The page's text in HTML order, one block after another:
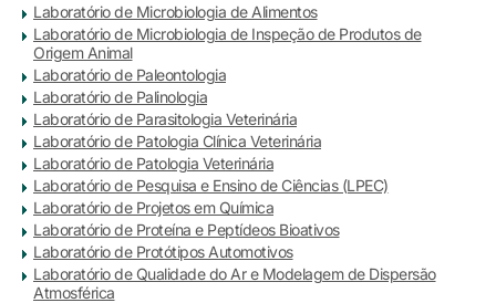
Laboratório de Microbiologia de Alimentos
Laboratório de Microbiologia de Inspeção de Produtos de
Origem Animal
Laboratório de Paleontologia
Laboratório de Palinologia
Laboratório de Parasitologia Veterinária
Laboratório de Patologia Clínica Veterinária
Laboratório de Patologia Veterinária
Laboratório de Pesquisa e Ensino de Ciências (LPEC)
Laboratório de Projetos em Química
Laboratório de Proteína e Peptídeos Bioativos
Laboratório de Protótipos Automotivos
Laboratório de Qualidade do Ar e Modelagem de Dispersão
Atmosférica